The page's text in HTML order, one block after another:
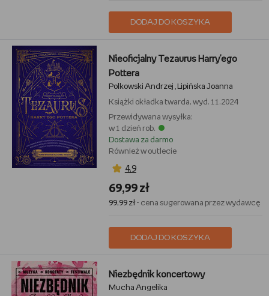
DODAJ DO KOSZYKA
Nieoficjalny Tezaurus Harry'ego
Pottera
Polkowski Andrzej
Lipińska Joanna
Książki okładka twarda, wyd. 11.2024
Przewidywana wysyłka:
w 1 dzień rob.
Dostawa za darmo
Również w outlecie
4,9
69,99 zł
99,99 zł- cena sugerowana przez wydawcę
DODAJ DO KOSZYKA
Niezbędnik koncertowy
Mucha Angelika